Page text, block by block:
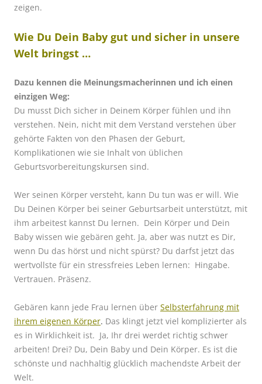
zeigen.
Wie Du Dein Baby gut und sicher in unsere
Welt bringst …
Dazu kennen die Meinungsmacherinnen und ich einen
einzigen Weg:
Du musst Dich sicher in Deinem Körper fühlen und ihn
verstehen. Nein, nicht mit dem Verstand verstehen über
gehörte Fakten von den Phasen der Geburt,
Komplikationen wie sie Inhalt von üblichen
Geburtsvorbereitungskursen sind.
Wer seinen Körper versteht, kann Du tun was er will. Wie
Du Deinen Körper bei seiner Geburtsarbeit unterstützt, mit
ihm arbeitest kannst Du lernen. Dein Körper und Dein
Baby wissen wie gebären geht. Ja, aber was nutzt es Dir,
wenn Du das hörst und nicht spürst? Du darfst jetzt das
wertvollste für ein stressfreies Leben lernen: Hingabe.
Vertrauen. Präsenz.
Gebären kann jede Frau lernen über Selbsterfahrung mit
ihrem eigenen Körper. Das klingt jetzt viel komplizierter als
es in Wirklichkeit ist. Ja, Ihr drei werdet richtig schwer
arbeiten! Drei? Du, Dein Baby und Dein Körper. Es ist die
schönste und nachhaltig glücklich machendste Arbeit der
Welt.